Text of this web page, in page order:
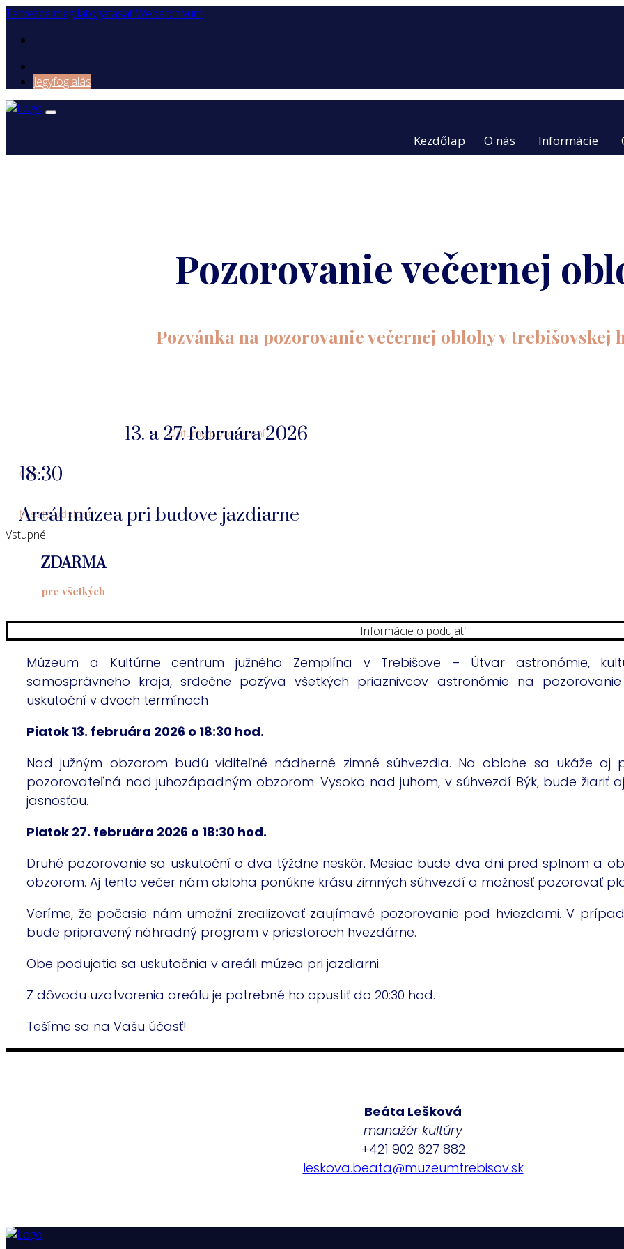
Tervezze meg látogatásátWebarchívum
Jegyfoglalás
Kezdőlap O nás Informácie
Pozorovanie večernej
Pozvánka na pozorovanie večernej oblohy v trebišovskej
Dátumy pozorovaní
13. a 27. februára 2026
Čas
18:30
Miesto udalosti
Areál múzea pri budove jazdiarne
Vstupné
ZDARMA
pre všetkých
Informácie o podujatí
Múzeum a Kultúrne centrum južného Zemplína v Trebišove – Útvar astronómie,
samosprávneho kraja, srdečne pozýva všetkých priaznivcov astronómie na
uskutoční v dvoch termínoch
Piatok 13. februára 2026 o 18:30 hod.
Nad južným obzorom budú viditeľné nádherné zimné súhvezdia. Na oblohe sa ukáže aj
pozorovateľná nad juhozápadným obzorom. Vysoko nad juhom, v súhvezdí Býk, bude žiariť
jasnosťou.
Piatok 27. februára 2026 o 18:30 hod.
Druhé pozorovanie sa uskutoční o dva týždne neskôr. Mesiac bude dva dni pred splnom a
obzorom. Aj tento večer nám obloha ponúkne krásu zimných súhvezdí a možnosť pozorovať
Veríme, že počasie nám umožní zrealizovať zaujímavé pozorovanie pod hviezdami. V
bude pripravený náhradný program v priestoroch hvezdárne.
Obe podujatia sa uskutočnia v areáli múzea pri jazdiarni.
Z dôvodu uzatvorenia areálu je potrebné ho opustiť do 20:30 hod.
Tešíme sa na Vašu účasť!
Beáta Lešková
manažér kultúry
+421 902 627 882
leskova.beata@muzeumtrebisov.sk